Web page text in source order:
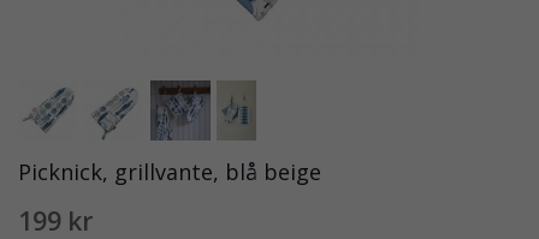
Picknick, grillvante, blå beige
199 kr